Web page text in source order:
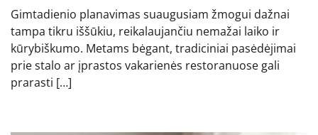
Gimtadienio planavimas suaugusiam žmogui dažnai
tampa tikru iššūkiu, reikalaujančiu nemažai laiko ir
kūrybiškumo. Metams bėgant, tradiciniai pasėdėjimai
prie stalo ar įprastos vakarienės restoranuose gali
prarasti […]